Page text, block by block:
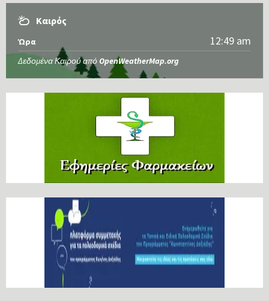
Καιρός
Ώρα 12:49 am
Δεδομένα Καιρού από OpenWeatherMap.org